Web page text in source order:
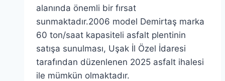
alanında önemli bir fırsat
sunmaktadır.2006 model Demirtaş marka
60 ton/saat kapasiteli asfalt plentinin
satışa sunulması, Uşak İl Özel İdaresi
tarafından düzenlenen 2025 asfalt ihalesi
ile mümkün olmaktadır.